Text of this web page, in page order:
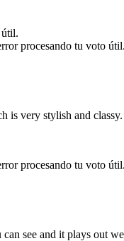
útil.
procesando tu voto
is very stylish and
procesando tu voto
see and it plays out